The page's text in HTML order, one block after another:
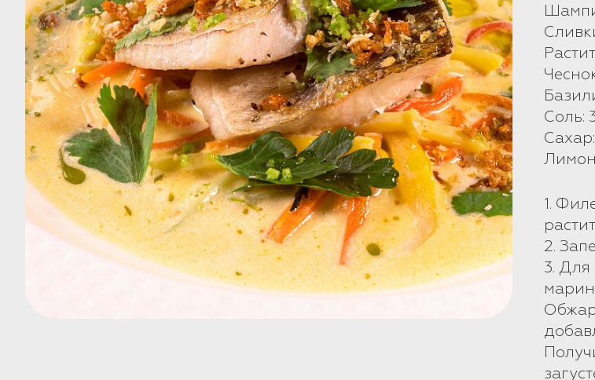
Соль:
Сахар:
1.
2.
3.